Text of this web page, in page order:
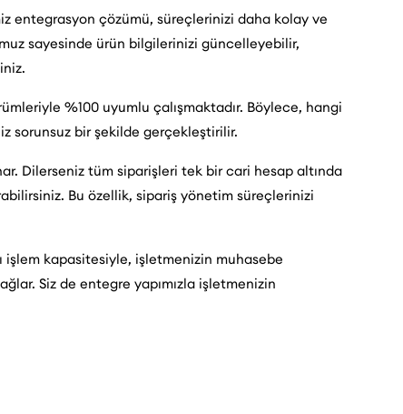
entegrasyon çözümü, süreçlerinizi daha kolay ve
sayesinde ürün bilgilerinizi güncelleyebilir,
%100 uyumlu çalışmaktadır. Böylece, hangi
sorunsuz bir şekilde gerçekleştirilir.
Dilerseniz tüm siparişleri tek bir cari hesap altında
Bu özellik, sipariş yönetim süreçlerinizi
işlem kapasitesiyle, işletmenizin muhasebe
Siz de entegre yapımızla işletmenizin